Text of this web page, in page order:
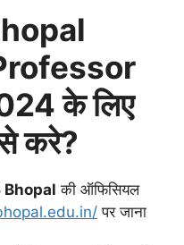
के लिए
करे?
Bhopal की ऑफिसियल
पर जाना